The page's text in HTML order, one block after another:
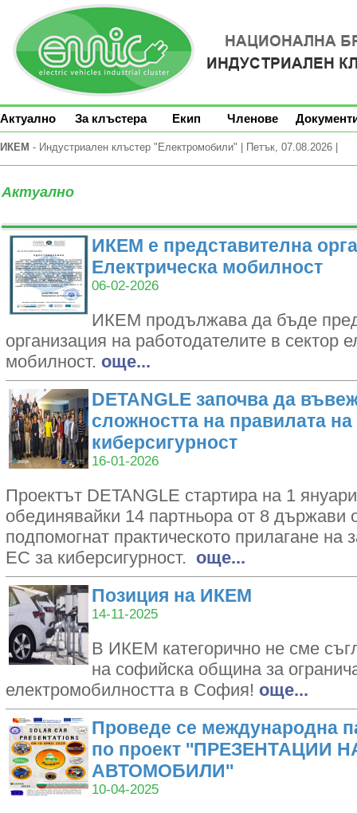
Актуално За клъстера Екип Членове
ИКЕМ - Индустриален клъстер "Електромобили" | Петък, 07.08.2026 |
Актуално
ИКЕМ е представителна
Електрическа мобилност
06-02-2026
ИКЕМ продължава да бъде
организация на работодателите в сектор
мобилност. oще...
DETANGLE започва да
сложността на правилата
киберсигурност
16-01-2026
Проектът DETANGLE стартира на 1
обединявайки 14 партньора от 8 държави
подпомогнат практическото прилагане на
ЕС за киберсигурност. oще...
Позиция на ИКЕМ
14-11-2025
В ИКЕМ категорично не сме
на софийска община за
електромобилността в София! oще...
Проведе се международна
по проект ''ПРЕЗЕНТАЦИИ
АВТОМОБИЛИ''
10-04-2025